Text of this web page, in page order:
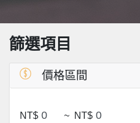
篩選項目
價格區間
NT$ ~ NT$